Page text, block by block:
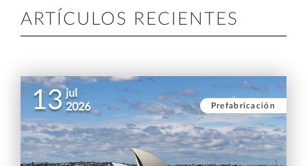
ARTÍCULOS RECIENTES
13 jul
2026
Prefabricación